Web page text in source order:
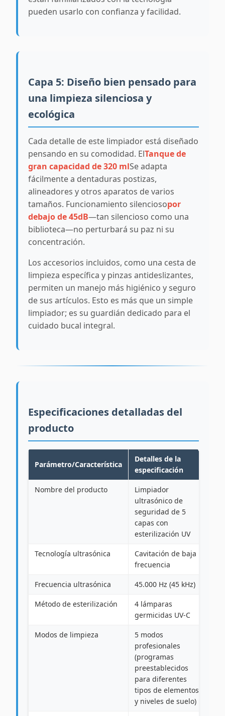
pueden usarlo con confianza y facilidad.
Capa 5: Diseño bien pensado para
una limpieza silenciosa y
ecológica
Cada detalle de este limpiador está diseñado
pensando en su comodidad. ElTanque de
gran capacidad de 320 mlSe adapta
fácilmente a dentaduras postizas,
alineadores y otros aparatos de varios
tamaños. Funcionamiento silenciosopor
debajo de 45dB—tan silencioso como una
biblioteca—no perturbará su paz ni su
concentración.
Los accesorios incluidos, como una cesta de
limpieza específica y pinzas antideslizantes,
permiten un manejo más higiénico y seguro
de sus artículos. Esto es más que un simple
limpiador; es su guardián dedicado para el
cuidado bucal integral.
Especificaciones detalladas del
producto
Parámetro/Característica
Detalles de la
especificación
Nombre del producto
Limpiador
ultrasónico de
seguridad de 5
capas con
esterilización UV
Tecnología ultrasónica
Cavitación de baja
frecuencia
Frecuencia ultrasónica 45.000 Hz (45 kHz)
Método de esterilización
4 lámparas
germicidas UV-C
Modos de limpieza
5 modos
profesionales
(programas
preestablecidos
para diferentes
tipos de elementos
y niveles de suelo)